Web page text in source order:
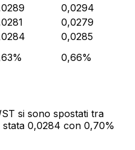
0,0294
0,0279
0,0285
0,66%
si sono spostati tra
stata 0,0284 con 0,70%